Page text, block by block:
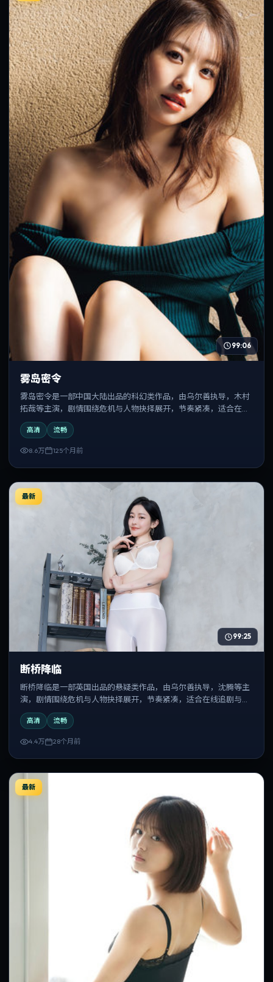
99:06
雾岛密令
雾岛密令是一部中国大陆出品的科幻类作品，由乌尔善执导，木村
拓哉等主演，剧情围绕危机与人物抉择展开，节奏紧凑，适合在线
追剧与反复观看。
高清 流畅
8.6万 125个月前
最新
99:25
断桥降临
断桥降临是一部英国出品的悬疑类作品，由乌尔善执导，沈腾等主
演，剧情围绕危机与人物抉择展开，节奏紧凑，适合在线追剧与反
复观看。
高清 流畅
4.4万 28个月前
最新